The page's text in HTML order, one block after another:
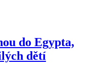
do Egypta,
dětí